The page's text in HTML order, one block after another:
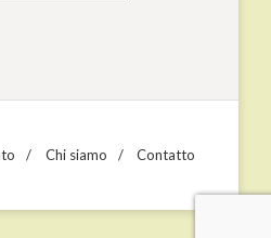
Chi siamo Contatto